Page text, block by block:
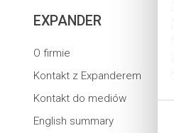
EXPANDER
O firmie
Kontakt z Expanderem
Kontakt do mediów
English summary